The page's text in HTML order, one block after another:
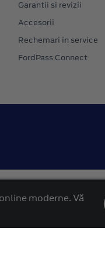
Garantii si revizii
Accesorii
Rechemari in service
FordPass Connect
moderne. Vă